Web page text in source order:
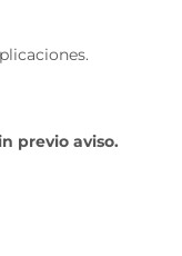
previo aviso.